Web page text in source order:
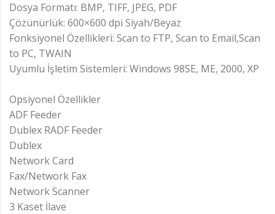
Dosya Formatı: BMP, TIFF, JPEG, PDF
Çözünürlük: 600×600 dpi Siyah/Beyaz
Fonksiyonel Özellikleri: Scan to FTP, Scan to Email,Scan
to PC, TWAIN
Uyumlu İşletim Sistemleri: Windows 98SE, ME, 2000, XP
Opsiyonel Özellikler
ADF Feeder
Dublex RADF Feeder
Dublex
Network Card
Fax/Network Fax
Network Scanner
3 Kaset İlave